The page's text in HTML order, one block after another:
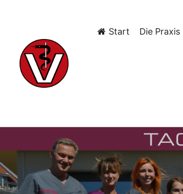
Start Die Praxis
TAG-